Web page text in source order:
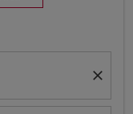
close